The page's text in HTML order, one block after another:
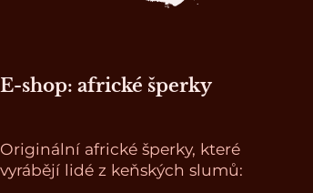
Zápatí stránky
E-shop: africké šperky
Originální africké šperky, které
vyrábějí lidé z keňských slumů: